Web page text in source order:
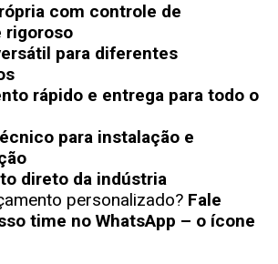
com controle de
rigoroso
para diferentes
rápido e entrega para todo o
para instalação e
direto da indústria
personalizado? Fale
time no WhatsApp – o ícone